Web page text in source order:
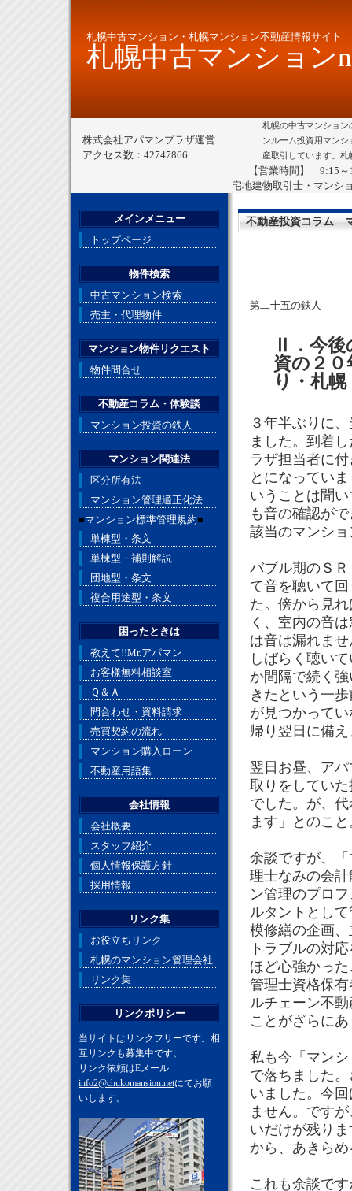
札幌中古マンション・札幌マンション不動産情報サイト
札幌中古マンション
株式会社アパマンプラザ運営
アクセス数：42747866
札幌の中古マンショ
ンルーム投資用マン
産取引しています。
【営業時間】 9:15
宅地建物取引士・マンシ
不動産投資コラム
第二十五の鉄人
Ⅱ．今
資の２
り・札幌
３年半ぶりに
ました。到着
ラザ担当者に
とになってい
いうことは聞
も音の確認が
該当のマンシ
バブル期のＳ
て音を聴いて
た。傍から見
く、室内の音
は音は漏れま
しばらく聴い
か間隔で続く
きたという一
が見つかって
帰り翌日に備
翌日お昼、ア
取りをしてい
でした。が、
ます」とのこ
余談ですが、
理士なみの会
ン管理のプロ
ルタントとし
模修繕の企画
トラブルの対
ほど心強かっ
管理士資格保
ルチェーン不
ことがざらに
私も今「マン
で落ちました
いました。今
ません。です
いだけが残り
から、あきら
これも余談で
メインメニュー
トップページ
物件検索
中古マンション検索
売主・代理物件
マンション物件リクエスト
物件問合せ
不動産コラム・体験談
マンション投資の鉄人
マンション関連法
区分所有法
マンション管理適正化法
■マンション標準管理規約■
単棟型・条文
単棟型・補則解説
団地型・条文
複合用途型・条文
困ったときは
教えて!!Mr.アパマン
お客様無料相談室
Ｑ＆Ａ
問合わせ・資料請求
売買契約の流れ
マンション購入ローン
不動産用語集
会社情報
会社概要
スタッフ紹介
個人情報保護方針
採用情報
リンク集
お役立ちリンク
札幌のマンション管理会社
リンク集
リンクポリシー
当サイトはリンクフリーです。相
互リンクも募集中です。
リンク依頼はEメール
info2@chukomansion.netにてお願
いします。